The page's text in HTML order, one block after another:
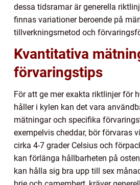
dessa tidsramar är generella
finnas variationer beroende på
tillverkningsmetod och
Kvantitativa
förvaringstips
För att ge mer exakta riktlinjer för
håller i kylen kan det vara
mätningar och specifika
exempelvis cheddar, bör förvaras
cirka 4-7 grader Celsius och
kan förlänga hållbarheten på
kan hålla sig bra upp till sex